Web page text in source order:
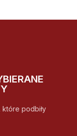
podbiły